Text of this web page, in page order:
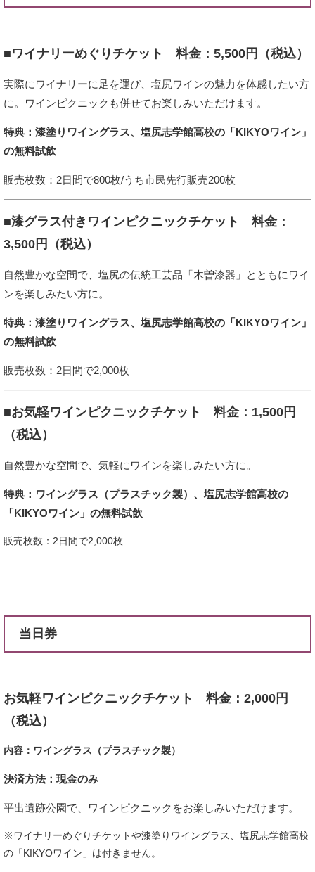
■ワイナリーめぐりチケット 料金：5,500円（税込）
実際にワイナリーに足を運び、塩尻ワインの魅力を体感したい方
に。ワインピクニックも併せてお楽しみいただけます。
特典：漆塗りワイングラス、塩尻志学館高校の「KIKYOワイン」
の無料試飲
販売枚数：2日間で800枚/うち市民先行販売200枚
■漆グラス付きワインピクニックチケット 料金：
3,500円（税込）
自然豊かな空間で、塩尻の伝統工芸品「木曽漆器」とともにワイ
ンを楽しみたい方に。​
特典：漆塗りワイングラス、塩尻志学館高校の「KIKYOワイン」
の無料試飲​
販売枚数：2日間で2,000枚
■お気軽ワインピクニックチケット 料金：1,500円
（税込）
自然豊かな空間で、気軽にワインを楽しみたい方に。​
特典：ワイングラス（プラスチック製）、塩尻志学館高校の
「KIKYOワイン」の無料試飲​
販売枚数：2日間で2,000枚
当日券
お気軽ワインピクニックチケット 料金：2,000円
（税込）
内容：ワイングラス（プラスチック製）
決済方法：現金のみ
平出遺跡公園で、ワインピクニックをお楽しみいただけます。​
※ワイナリーめぐりチケットや漆塗りワイングラス、塩尻志学館高校
の「KIKYOワイン」は付きません。